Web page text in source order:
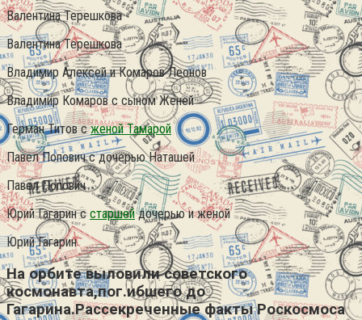
Валентина Терешкова
Валентина Терешкова
Владимир Алексей и Комаров Леонов
Владимир Комаров с сыном Женей
Герман Титов сженой Тамарой
Павел Попович с дочерью Наташей
Павел Попович
Юрий Гагарин сстаршейдочерью и женой
Юрий Гагарин
На орбите выловили советского
космонавта,пог.ибшего до
Гагарина.Рассекреченные факты Роскосмоса